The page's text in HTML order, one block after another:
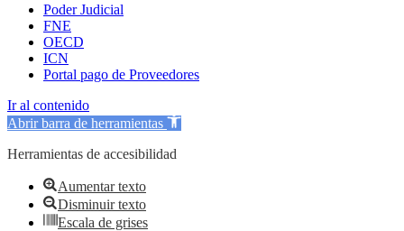
Poder Judicial
FNE
OECD
ICN
Portal pago de Proveedores
Ir al contenido
Abrir barra de herramientas
Herramientas de accesibilidad
Aumentar texto
Disminuir texto
Escala de grises